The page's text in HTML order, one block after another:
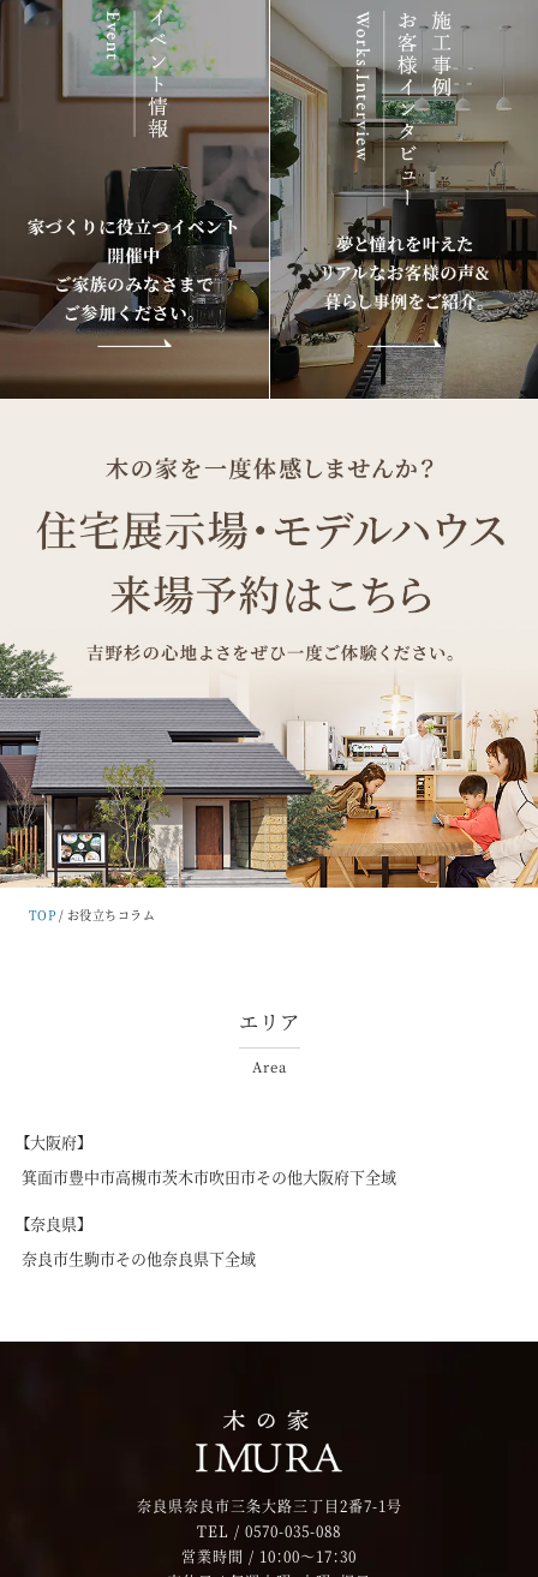
TOP お役立ちコラム
エリア
Area
【大阪府】
箕面市豊中市高槻市茨木市吹田市その他大阪府下全域
【奈良県】
奈良市生駒市その他奈良県下全域
奈良県奈良市三条大路三丁目2番7-1号
TEL / 0570-035-088
営業時間 / 10：00～17：30